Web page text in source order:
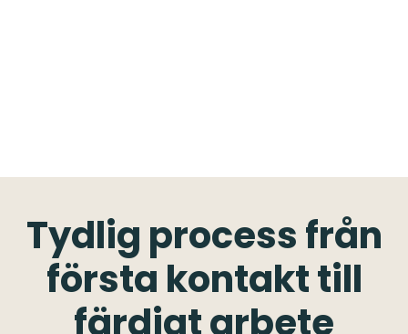
Tydlig process från
första kontakt till
färdigt arbete